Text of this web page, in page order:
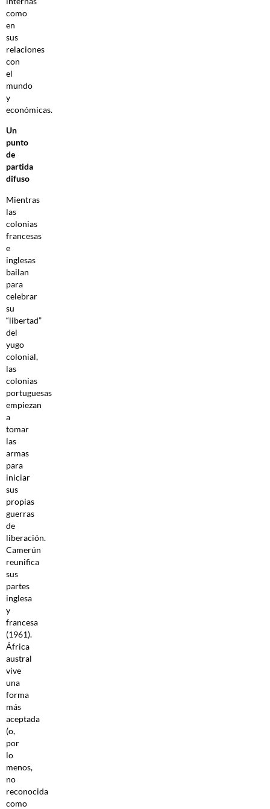
como
en
sus
relaciones
con
el
mundo
y
económicas.
Un
punto
de
partida
difuso
Mientras
las
colonias
francesas
e
inglesas
bailan
para
celebrar
su
“libertad”
del
yugo
colonial,
las
colonias
portuguesas
empiezan
a
tomar
las
armas
para
iniciar
sus
propias
guerras
de
liberación.
Camerún
reunifica
sus
partes
inglesa
y
francesa
(1961).
África
austral
vive
una
forma
más
aceptada
(o,
por
lo
menos,
no
reconocida
como